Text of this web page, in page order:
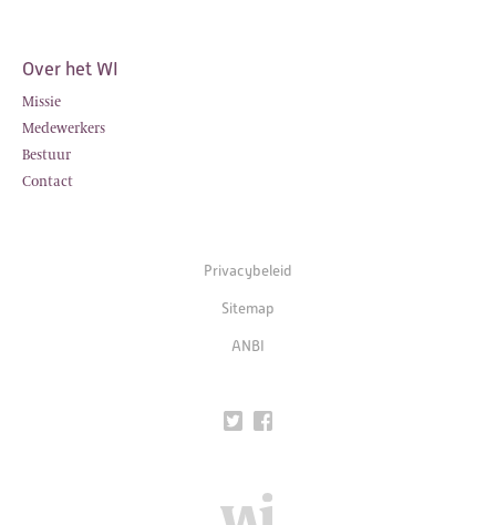
Over het WI
Missie
Medewerkers
Bestuur
Contact
Privacybeleid
Sitemap
ANBI
Twitter